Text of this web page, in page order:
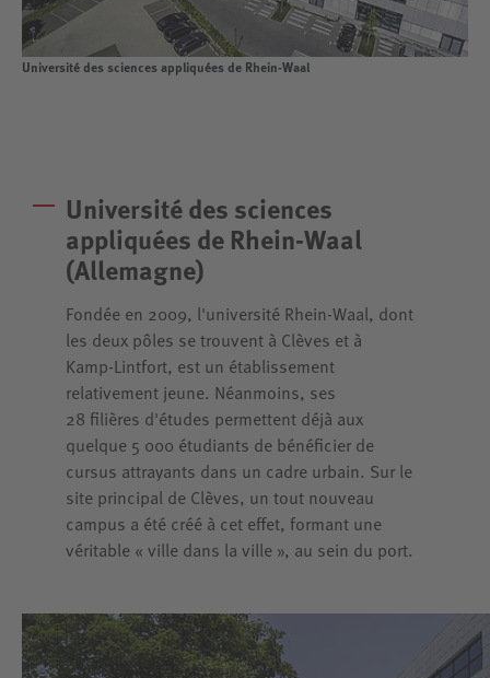
Université des sciences appliquées de Rhein-Waal
Université des sciences
appliquées de Rhein-Waal
(Allemagne)
Fondée en 2009, l'université Rhein-Waal, dont
les deux pôles se trouvent à Clèves et à
Kamp-Lintfort, est un établissement
relativement jeune. Néanmoins, ses
28 filières d'études permettent déjà aux
quelque 5 000 étudiants de bénéficier de
cursus attrayants dans un cadre urbain. Sur le
site principal de Clèves, un tout nouveau
campus a été créé à cet effet, formant une
véritable « ville dans la ville », au sein du port.